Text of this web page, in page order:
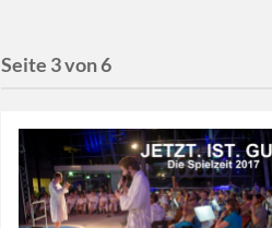
Seite 3 von 6